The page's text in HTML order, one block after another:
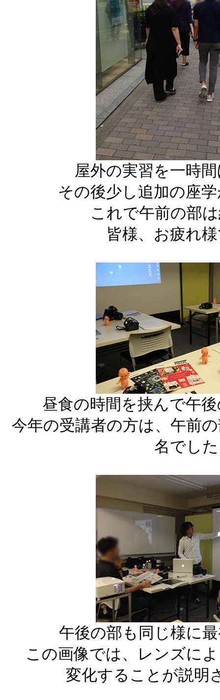
屋外の実習を一時
その後少し追加の座
これで午前の部
皆様、お疲れ
昼食の時間を挟んで午
今年の受講者の方は、午前
名でし
午後の部も同じ様に
この画像では、レンズに
変化することが説明